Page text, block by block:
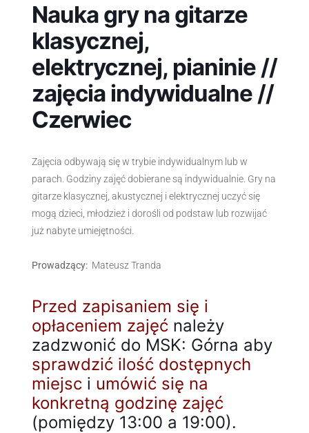
Nauka gry na gitarze
klasycznej,
elektrycznej, pianinie //
zajęcia indywidualne //
Czerwiec
Zajęcia odbywają się w trybie indywidualnym lub w
parach. Godziny zajęć dobierane są indywidualnie. Gry na
gitarze klasycznej, akustycznej i elektrycznej uczyć się
mogą dzieci, młodzież i dorośli od podstaw lub rozwijać
już nabyte umiejętności.
Prowadzący: Mateusz Tranda
Przed zapisaniem się i
opłaceniem zajęć należy
zadzwonić do MSK: Górna aby
sprawdzić ilość dostępnych
miejsc i umówić się na
konkretną godzinę zajęć
(pomiędzy 13:00 a 19:00).